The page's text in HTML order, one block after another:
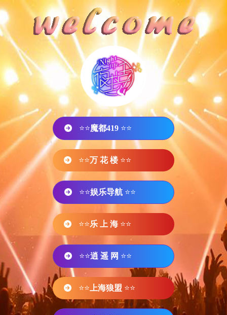
⭐⭐魔都419 ⭐⭐
⭐⭐万 花 楼 ⭐⭐
⭐⭐娱乐导航 ⭐⭐
⭐⭐乐 上 海 ⭐⭐
⭐⭐逍 遥 网 ⭐⭐
⭐⭐ 上海狼盟 ⭐⭐